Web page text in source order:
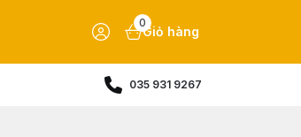
0
Giỏ hàng
035 931 9267